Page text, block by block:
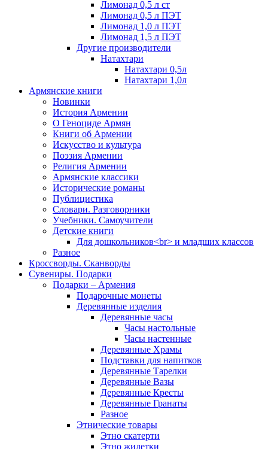
Лимонад 0,5 л ст
Лимонад 0,5 л ПЭТ
Лимонад 1,0 л ПЭТ
Лимонад 1,5 л ПЭТ
Другие производители
Натахтари
Натахтари 0,5л
Натахтари 1,0л
Армянские книги
Новинки
История Армении
О Геноциде Армян
Книги об Армении
Иcкусство и культура
Поэзия Армении
Религия Армении
Армянские классики
Исторические романы
Публицистика
Словари. Разговорники
Учебники. Самоучители
Детские книги
Для дошкольников<br> и младших классов
Разное
Кроссворды. Сканворды
Сувениры. Подарки
Подарки – Армения
Подарочные монеты
Деревянные изделия
Деревянные часы
Часы настольные
Часы настенные
Деревянные Храмы
Подставки для напитков
Деревянные Тарелки
Деревянные Вазы
Деревянные Кресты
Деревянные Гранаты
Разное
Этнические товары
Этно скатерти
Этно жилетки